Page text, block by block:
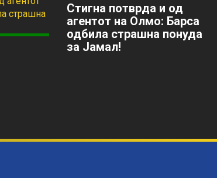
Стигна потврда и од
агентот на Олмо: Барса
одбила страшна понуда
за Јамал!